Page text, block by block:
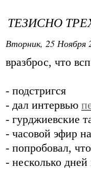
ТЕЗИСНО
Вторник, 25 Ноября
вразброс, что
- подстригся
- дал интервью
- гурджиевские
- часовой эфир
- попробовал,
- несколько дней